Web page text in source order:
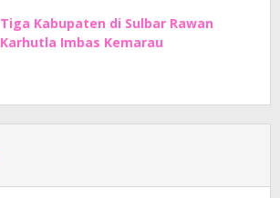
Tiga Kabupaten di Sulbar Rawan
Karhutla Imbas Kemarau